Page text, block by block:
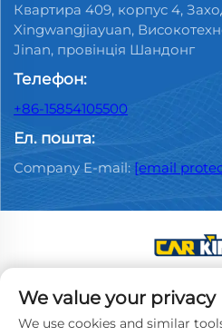
Квартира 409, корпус 4,
Xingwangjiayuan,
Jinan, провінція Шандонг
Телефон:
+86-15854105500
Ел. пошта:
Company E-mail: [email
Copyright © 2025 China Jinan
Dealership Co., Ltd. All rights
We value your privacy
We use cookies and similar